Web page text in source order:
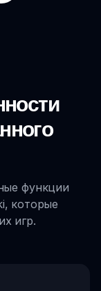
функции
которые
игр.